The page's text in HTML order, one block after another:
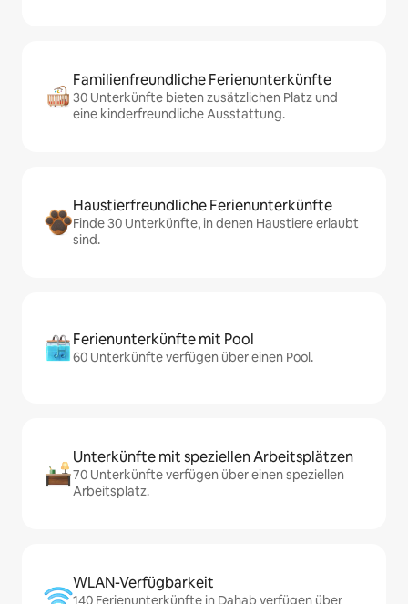
Familienfreundliche Ferienunterkünfte
30 Unterkünfte bieten zusätzlichen Platz und
eine kinderfreundliche Ausstattung.
Haustierfreundliche Ferienunterkünfte
Finde 30 Unterkünfte, in denen Haustiere erlaubt
sind.
Ferienunterkünfte mit Pool
60 Unterkünfte verfügen über einen Pool.
Unterkünfte mit speziellen Arbeitsplätzen
70 Unterkünfte verfügen über einen speziellen
Arbeitsplatz.
WLAN-Verfügbarkeit
140 Ferienunterkünfte in Dahab verfügen über